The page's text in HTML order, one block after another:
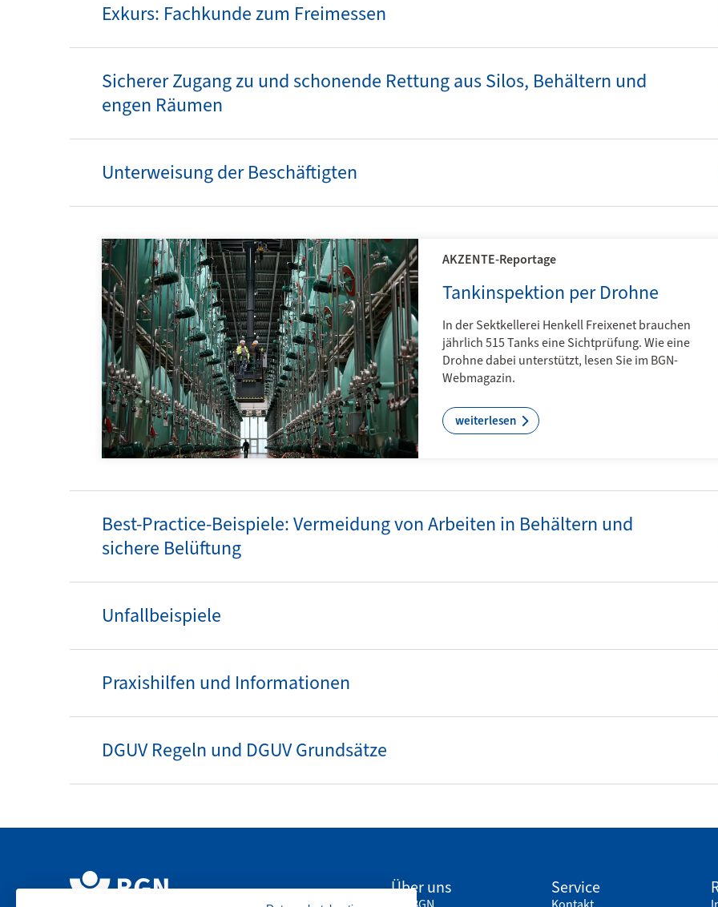
Exkurs: Fachkunde zum Freimessen
Sicherer Zugang zu und schonende Rettung aus Silos, Behältern und
engen Räumen
Unterweisung der Beschäftigten
AKZENTE-Reportage
Tankinspektion per Drohne
In der Sektkellerei Henkell Freixenet brauchen
jährlich 515 Tanks eine Sichtprüfung. Wie eine
Drohne dabei unterstützt, lesen Sie im BGN-
Webmagazin.
weiterlesen
Best-Practice-Beispiele: Vermeidung von Arbeiten in Behältern und
sichere Belüftung
Unfallbeispiele
Praxishilfen und Informationen
DGUV Regeln und DGUV Grundsätze
Über uns Service